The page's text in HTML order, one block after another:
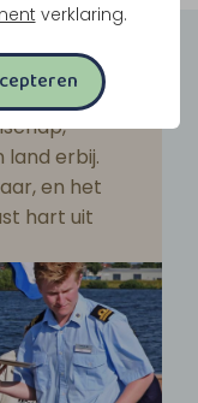
verklaring.
erbij.
en het
hart uit